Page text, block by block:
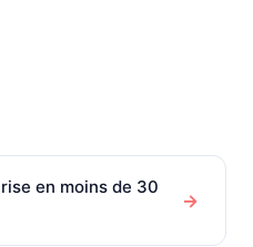
en moins de 30
→